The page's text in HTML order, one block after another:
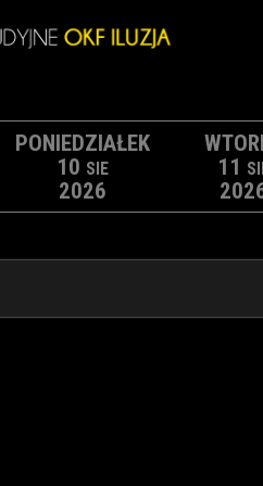
PONIEDZIAŁEK
10 SIE
2026
11